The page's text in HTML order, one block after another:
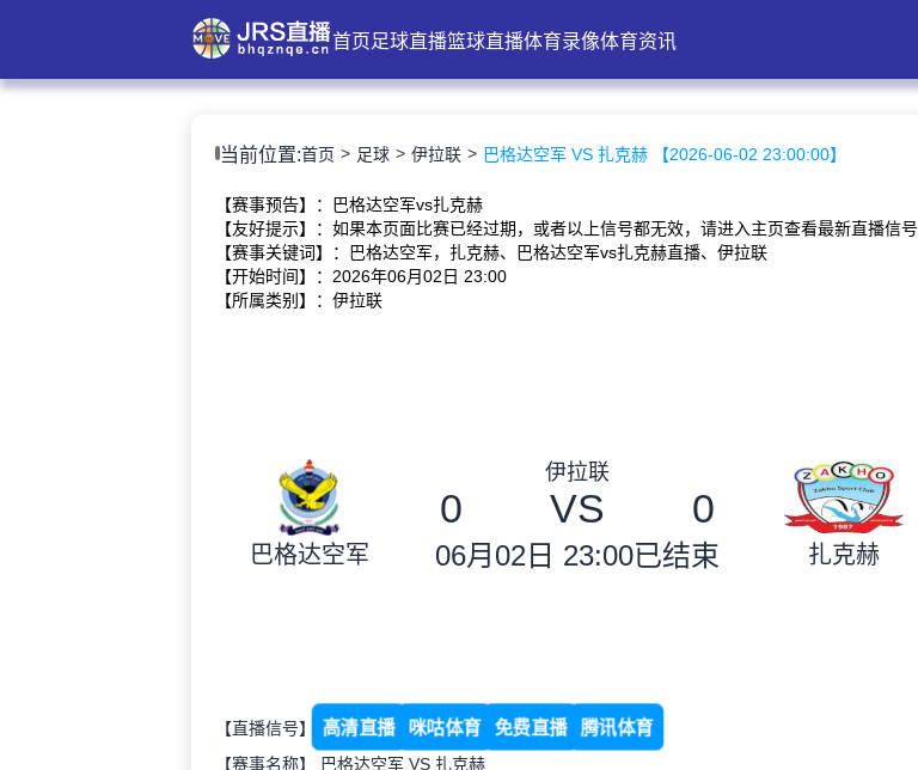
首页足球直播篮球直播体育录像体育资讯
当前位置:首页 足球 伊拉联 巴格达空军 VS 扎克赫 【2026-06-02 23:00:00】
【赛事预告】：巴格达空军vs扎克赫
【友好提示】：如果本页面比赛已经过期，或者以上信号都无效，请进入主页查看最新直播信号
【赛事关键词】：巴格达空军，扎克赫、巴格达空军vs扎克赫直播、伊拉联
【开始时间】：2026年06月02日 23:00
【所属类别】：伊拉联
巴格达空军
伊拉联
0 VS 0
06月02日 23:00已结束 扎克赫
【直播信号】 高清直播 咪咕体育 免费直播 腾讯体育
【赛事名称】 巴格达空军 VS 扎克赫